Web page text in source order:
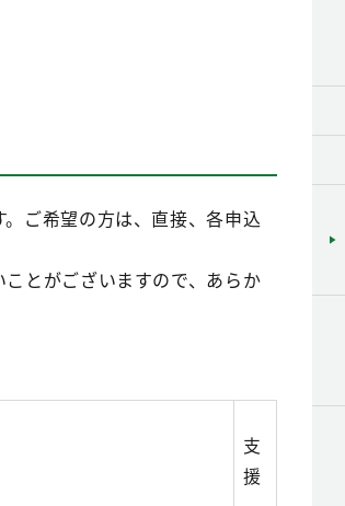
ご希望の方は、直接、各申込
とがございますので、あらか
支
援